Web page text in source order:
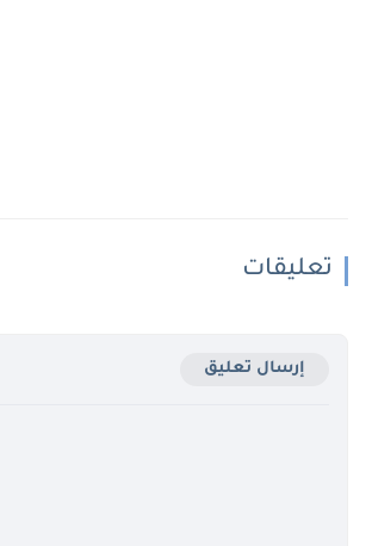
تعليقات
إرسال تعليق